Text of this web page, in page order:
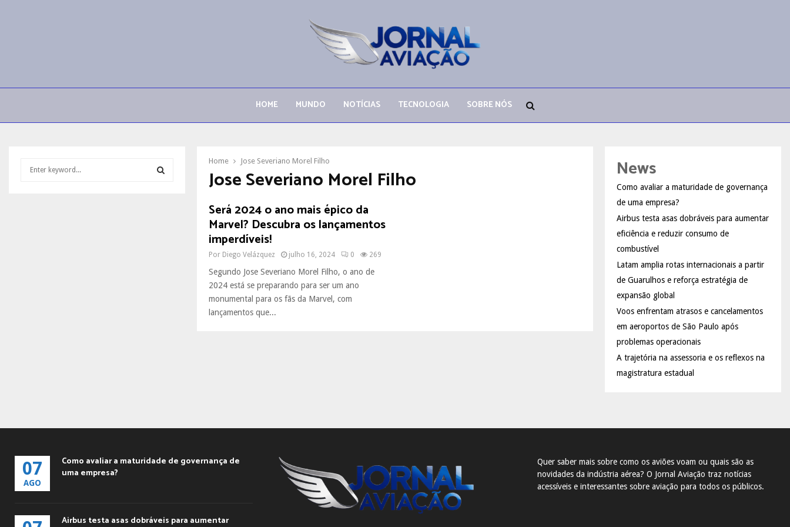
HOME MUNDO NOTÍCIAS TECNOLOGIA SOBRE NÓS
Home Jose Severiano Morel Filho
Jose Severiano Morel Filho
Será 2024 o ano mais épico da
Marvel? Descubra os lançamentos
imperdíveis!
Por Diego Velázquez julho 16, 2024 0 269
Segundo ​​Jose Severiano Morel Filho, o ano de
2024 está se preparando para ser um ano
monumental para os fãs da Marvel, com
lançamentos que...
News
Como avaliar a maturidade de governança
de uma empresa?
Airbus testa asas dobráveis para aumentar
eficiência e reduzir consumo de
combustível
Latam amplia rotas internacionais a partir
de Guarulhos e reforça estratégia de
expansão global
Voos enfrentam atrasos e cancelamentos
em aeroportos de São Paulo após
problemas operacionais
A trajetória na assessoria e os reflexos na
magistratura estadual
07
AGO
Como avaliar a maturidade de governança de
uma empresa?
Airbus testa asas dobráveis para aumentar
Quer saber mais sobre como os aviões voam ou quais são as
novidades da indústria aérea? O Jornal Aviação traz notícias
acessíveis e interessantes sobre aviação para todos os públicos.